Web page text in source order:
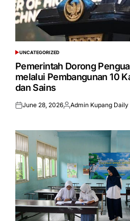
POSTED
IN
UNCATEGORIZED
Pemerintah Dorong
melalui Pembangunan 10
dan Sains
Posted
June 28, 2026Posted
Admin Kupang Daily